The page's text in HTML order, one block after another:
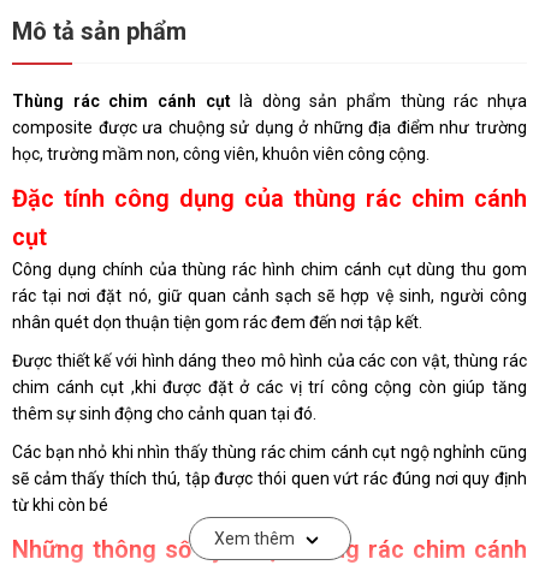
Mô tả sản phẩm
Thùng rác chim cánh cụt
là dòng sản phẩm thùng rác nhựa
composite được ưa chuộng sử dụng ở những địa điểm như trường
học, trường mầm non, công viên, khuôn viên công cộng.
Đặc tính công dụng của thùng rác chim cánh
cụt
Công dụng chính của thùng rác hình chim cánh cụt dùng thu gom
rác tại nơi đặt nó, giữ quan cảnh sạch sẽ hợp vệ sinh, người công
nhân quét dọn thuận tiện gom rác đem đến nơi tập kết.
Được thiết kế với hình dáng theo mô hình của các con vật, thùng rác
chim cánh cụt ,khi được đặt ở các vị trí công cộng còn giúp tăng
thêm sự sinh động cho cảnh quan tại đó.
Các bạn nhỏ khi nhìn thấy thùng rác chim cánh cụt ngộ nghỉnh cũng
sẽ cảm thấy thích thú, tập được thói quen vứt rác đúng nơi quy định
từ khi còn bé
Những thông số kỹ thuật thùng rác chim cánh
Xem thêm